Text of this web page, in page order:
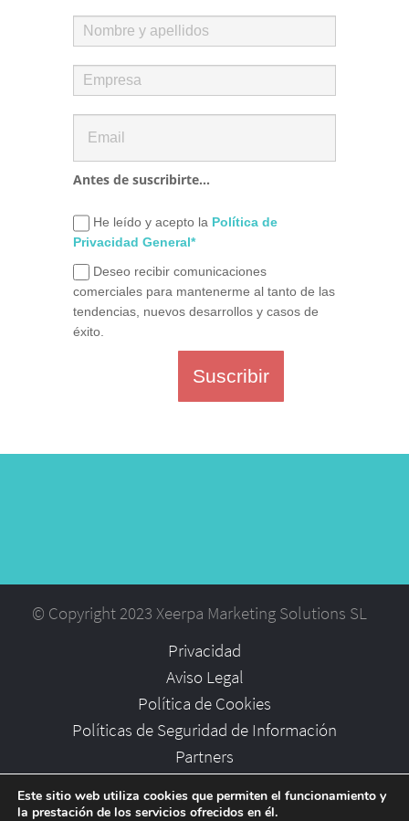
Antes de suscribirte...
He leído y acepto la Política de
Privacidad General*
Deseo recibir comunicaciones
comerciales para mantenerme al tanto de las
tendencias, nuevos desarrollos y casos de
éxito.
Suscribir
© Copyright 2023 Xeerpa Marketing Solutions SL
Privacidad
Aviso Legal
Política de Cookies
Políticas de Seguridad de Información
Partners
Este sitio web utiliza cookies que permiten el funcionamiento y
la prestación de los servicios ofrecidos en él.